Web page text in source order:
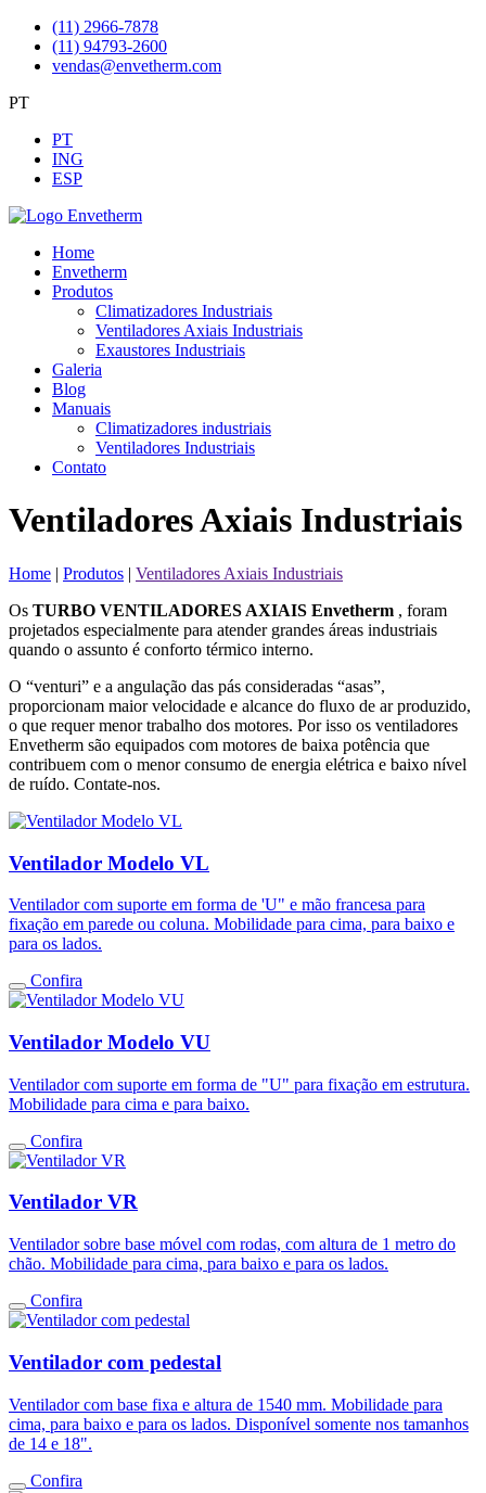
(11) 2966-7878
(11) 94793-2600
vendas@envetherm.com
PT
PT
ING
ESP
Home
Envetherm
Produtos
Climatizadores Industriais
Ventiladores Axiais Industriais
Exaustores Industriais
Galeria
Blog
Manuais
Climatizadores industriais
Ventiladores Industriais
Contato
Ventiladores Axiais Industriais
Home | Produtos | Ventiladores Axiais Industriais
Os TURBO VENTILADORES AXIAIS Envetherm , foram
projetados especialmente para atender grandes áreas industriais
quando o assunto é conforto térmico interno.
O “venturi” e a angulação das pás consideradas “asas”,
proporcionam maior velocidade e alcance do fluxo de ar produzido,
o que requer menor trabalho dos motores. Por isso os ventiladores
Envetherm são equipados com motores de baixa potência que
contribuem com o menor consumo de energia elétrica e baixo nível
de ruído. Contate-nos.
Ventilador Modelo VL
Ventilador com suporte em forma de 'U" e mão francesa para
fixação em parede ou coluna. Mobilidade para cima, para baixo e
para os lados.
Confira
Ventilador Modelo VU
Ventilador com suporte em forma de "U" para fixação em estrutura.
Mobilidade para cima e para baixo.
Confira
Ventilador VR
Ventilador sobre base móvel com rodas, com altura de 1 metro do
chão. Mobilidade para cima, para baixo e para os lados.
Confira
Ventilador com pedestal
Ventilador com base fixa e altura de 1540 mm. Mobilidade para
cima, para baixo e para os lados. Disponível somente nos tamanhos
de 14 e 18".
Confira